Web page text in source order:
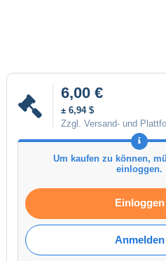
6,00 €
± 6,94 $
Zzgl. Versand- und
Um kaufen zu können,
einloggen.
Einloggen
Anmelden